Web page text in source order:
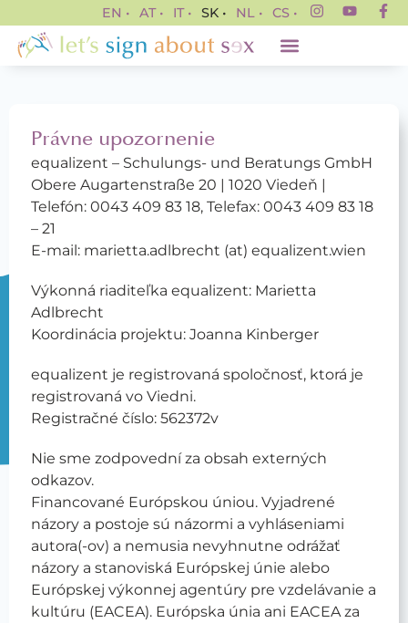
EN • AT • IT • SK • NL • CS •
Právne upozornenie
equalizent – Schulungs- und Beratungs GmbH
Obere Augartenstraße 20 | 1020 Viedeň |
Telefón: 0043 409 83 18, Telefax: 0043 409 83 18
– 21
E-mail: marietta.adlbrecht (at) equalizent.wien
Výkonná riaditeľka equalizent: Marietta
Adlbrecht
Koordinácia projektu: Joanna Kinberger
equalizent je registrovaná spoločnosť, ktorá je
registrovaná vo Viedni.
Registračné číslo: 562372v
Nie sme zodpovední za obsah externých
odkazov.
Financované Európskou úniou. Vyjadrené
názory a postoje sú názormi a vyhláseniami
autora(-ov) a nemusia nevyhnutne odrážať
názory a stanoviská Európskej únie alebo
Európskej výkonnej agentúry pre vzdelávanie a
kultúru (EACEA). Európska únia ani EACEA za